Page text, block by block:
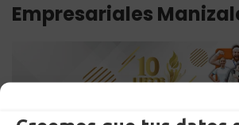
Empresariales